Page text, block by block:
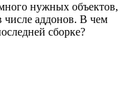
нужных объектов,
числе аддонов. В чем
сборке?